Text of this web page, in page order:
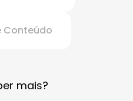
Conteúdo
mais?